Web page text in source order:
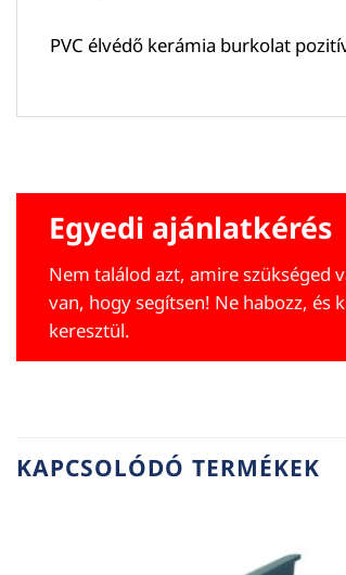
PVC élvédő kerámia burkolat
Egyedi ajánlatkérés
Nem találod azt, amire szükséged
van, hogy segítsen! Ne habozz,
keresztül.
KAPCSOLÓDÓ TERMÉKEK